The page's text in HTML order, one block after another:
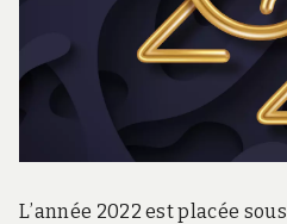
L’année 2022 est placée